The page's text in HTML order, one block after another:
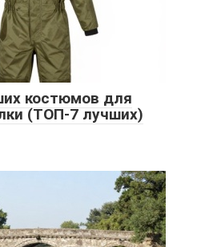
костюмов для
(ТОП-7 лучших)